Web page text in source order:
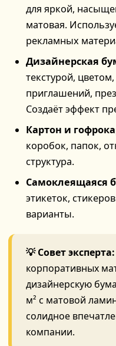
для яркой,
матовая.
рекламных
Дизайнерская
текстурой,
приглашений,
Создаёт эффект
Картон и
коробок, папок,
структура.
Самоклеящаяся
этикеток,
варианты.
💡 Совет эксперта:
корпоративных
дизайнерскую
м² с матовой
солидное
компании.